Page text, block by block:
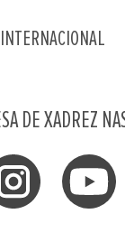
INTERNACIONAL
DE XADREZ